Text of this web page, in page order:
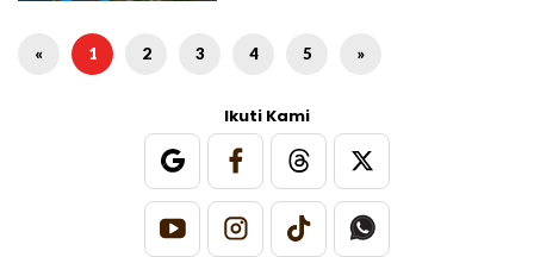
« 1 2 3 4 5 »
Ikuti Kami